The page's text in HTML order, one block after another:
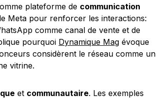
plateforme de communication
Meta pour renforcer les interactions:
comme canal de vente et de
pourquoi Dynamique Mag évoque
considèrent le réseau comme un
vitrine.
et communautaire. Les exemples